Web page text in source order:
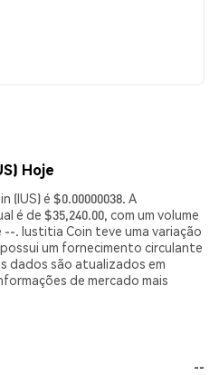
Hoje
é $0.00000038. A
é de $35,240.00, com um volume
--. Iustitia Coin teve uma variação
um fornecimento circulante
dados são atualizados em
de mercado mais
--